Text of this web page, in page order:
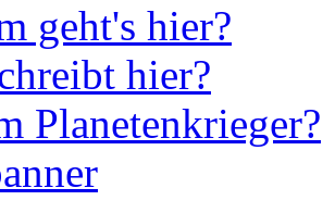
geht's hier?
hier?
Planetenkrieger?